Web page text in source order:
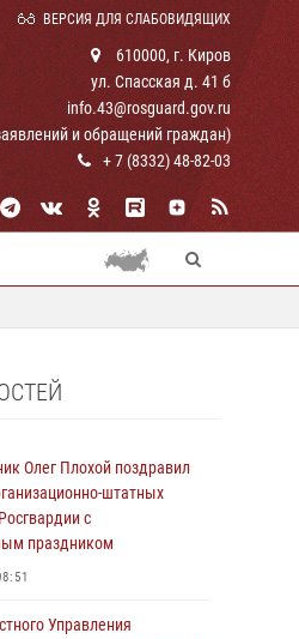
ВЕРСИЯ ДЛЯ СЛАБОВИДЯЩИХ
610000, г. Киров
ул. Спасская д. 41 б
info.43@rosguard.gov.ru
и обращений граждан)
+ 7 (8332) 48-82-03
Олег Плохой поздравил
штатных
с
праздником
Управления